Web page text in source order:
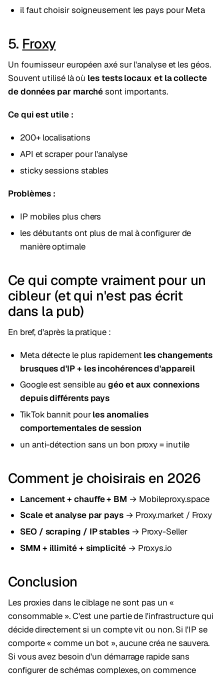
il faut choisir soigneusement les pays pour Meta
5. Froxy
Un fournisseur européen axé sur l'analyse et les géos.
Souvent utilisé là où les tests locaux et la collecte
de données par marchésont importants.
Ce qui est utile :
200+ localisations
API et scraper pour l'analyse
sticky sessions stables
Problèmes :
IP mobiles plus chers
les débutants ont plus de mal à configurer de
manière optimale
Ce qui compte vraiment pour un
cibleur (et qui n'est pas écrit
dans la pub)
En bref, d'après la pratique :
Meta détecte le plus rapidement les changements
brusques d'IP + les incohérences d'appareil
Google est sensible augéo et aux connexions
depuis différents pays
TikTok bannit pourles anomalies
comportementales de session
un anti-détection sans un bon proxy = inutile
Comment je choisirais en 2026
Lancement + chauffe + BM → Mobileproxy.space
Scale et analyse par pays → Proxy.market / Froxy
SEO / scraping / IP stables→ Proxy-Seller
SMM + illimité + simplicité→ Proxys.io
Conclusion
Les proxies dans le ciblage ne sont pas un «
consommable ». C'est une partie de l'infrastructure qui
décide directement si un compte vit ou non. Si l'IP se
comporte « comme un bot », aucune créa ne sauvera.
Si vous avez besoin d'un démarrage rapide sans
configurer de schémas complexes, on commence